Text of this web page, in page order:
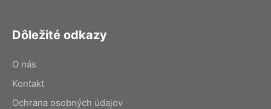
Dôležité odkazy
O nás
Kontakt
Ochrana osobných údajov